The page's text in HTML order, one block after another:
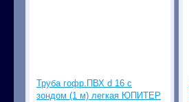
Труба гофр.ПВХ d 16 с
зондом (1 м) легкая ЮПИТЕР